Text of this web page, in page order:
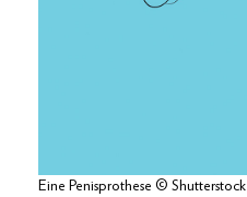
Eine Penisprothese © Shutterstock